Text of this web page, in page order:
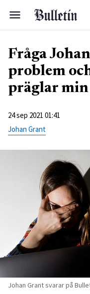
Fråga
problem
präglar
24 sep 2021 01:41
Johan Grant
Johan Grant svarar på